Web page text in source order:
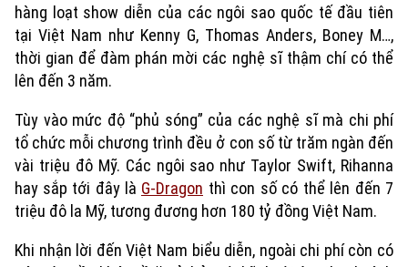
Xu hướng
hàng loạt show diễn của các ngôi sao quốc tế đầu tiên
tại Việt Nam như Kenny G, Thomas Anders, Boney M…,
thời gian để đàm phán mời các nghệ sĩ thậm chí có thể
lên đến 3 năm.
Tùy vào mức độ “phủ sóng” của các nghệ sĩ mà chi phí
tổ chức mỗi chương trình đều ở con số từ trăm ngàn đến
vài triệu đô Mỹ. Các ngôi sao như Taylor Swift, Rihanna
hay sắp tới đây là G-Dragon thì con số có thể lên đến 7
triệu đô la Mỹ, tương đương hơn 180 tỷ đồng Việt Nam.
Khi nhận lời đến Việt Nam biểu diễn, ngoài chi phí còn có